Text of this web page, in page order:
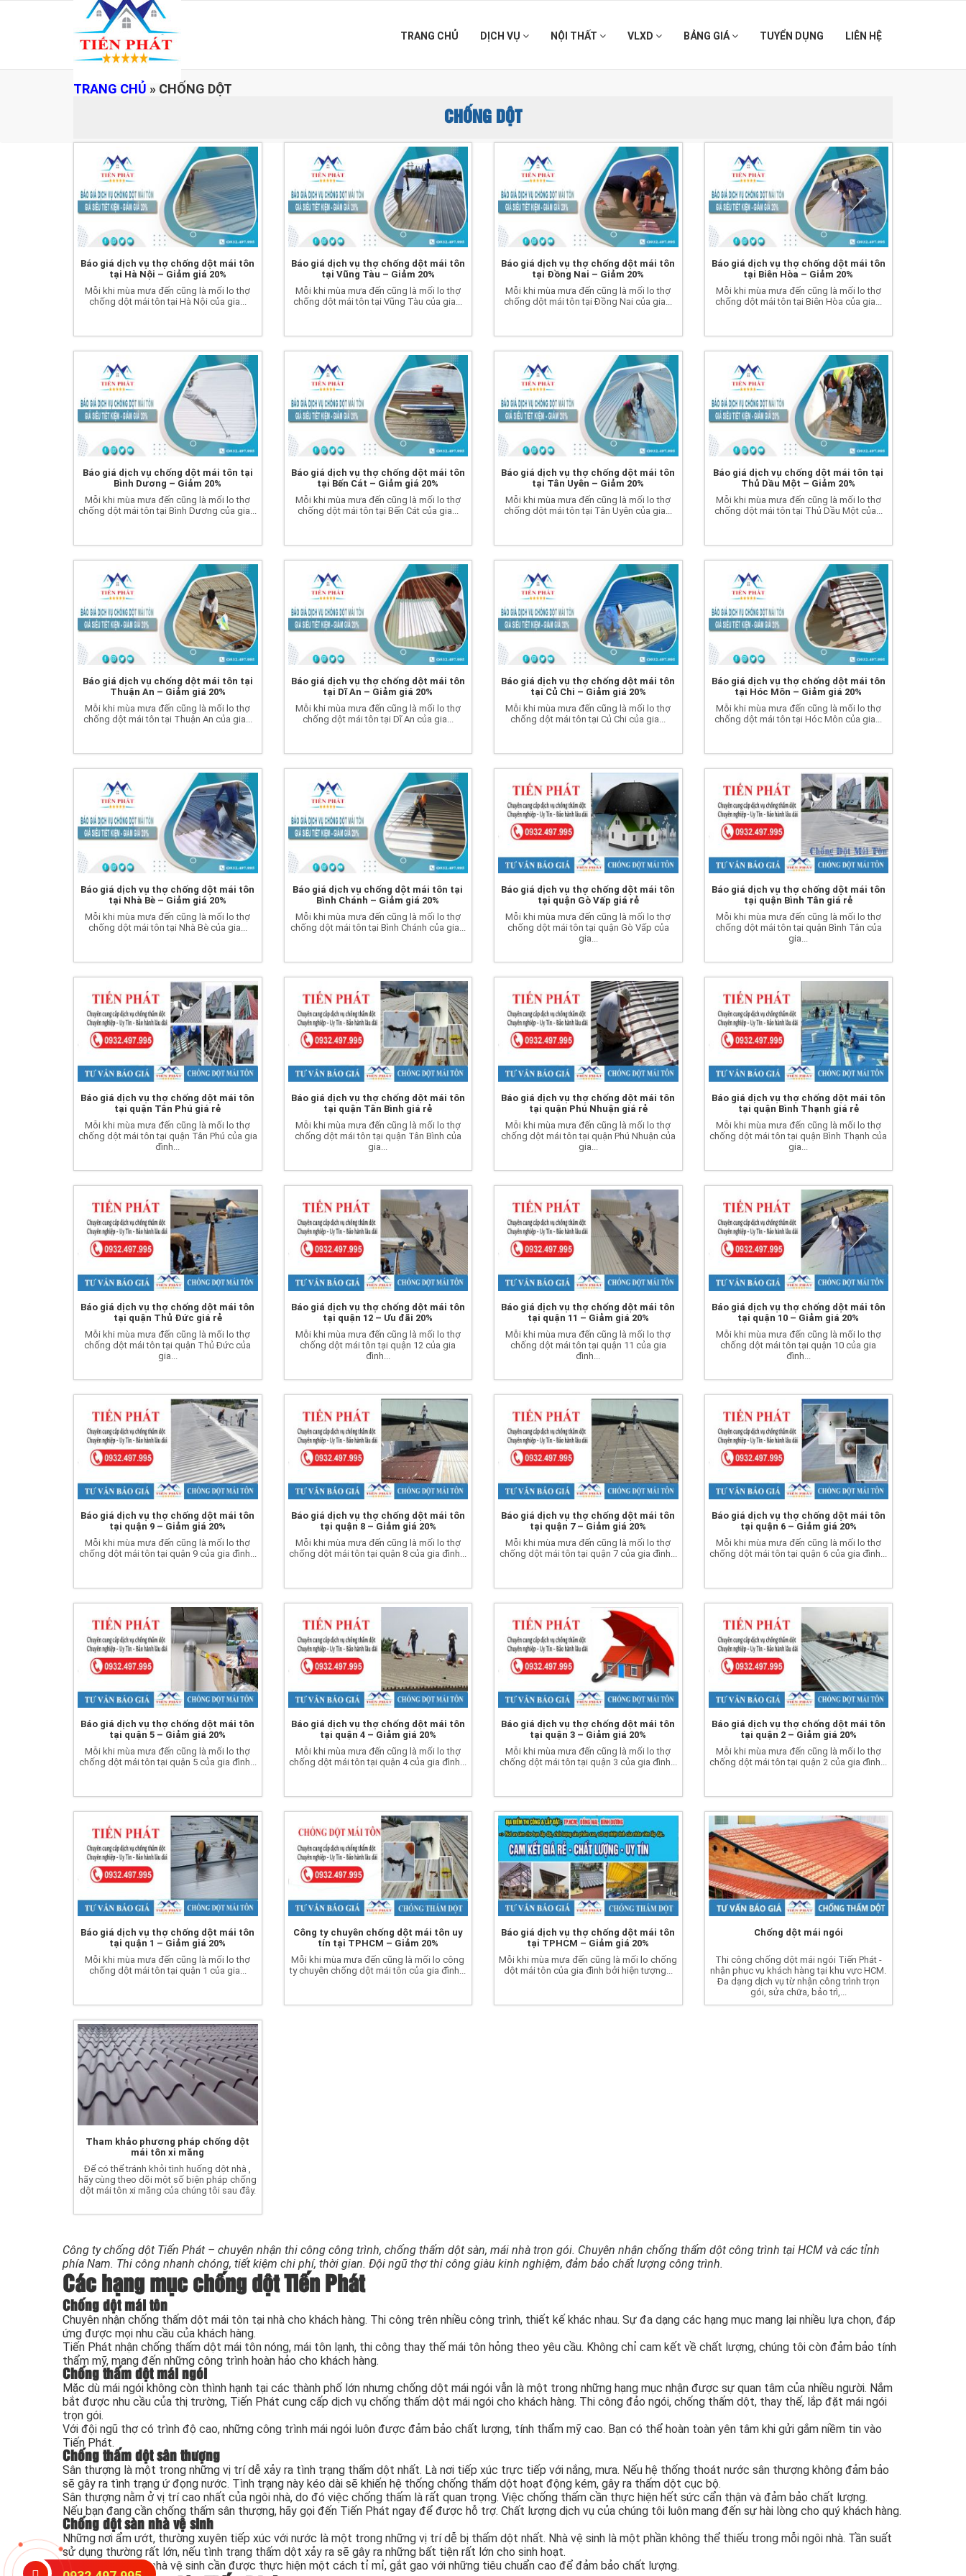
TRANG CHỦ DỊCH VỤ NỘI THẤT VLXD BẢNG GIÁ TUYỂN DỤNG LIÊN HỆ
TRANG CHỦ » CHỐNG DỘT
CHỐNG DỘT
Báo giá dịch vụ thợ chống dột mái tôn
tại Hà Nội – Giảm giá 20%
Mỗi khi mùa mưa đến cũng là mối lo thợ
chống dột mái tôn tại Hà Nội của gia...
Báo giá dịch vụ thợ chống dột mái tôn
tại Vũng Tàu – Giảm 20%
Mỗi khi mùa mưa đến cũng là mối lo thợ
chống dột mái tôn tại Vũng Tàu của gia...
Báo giá dịch vụ thợ chống dột mái tôn
tại Đồng Nai – Giảm 20%
Mỗi khi mùa mưa đến cũng là mối lo thợ
chống dột mái tôn tại Đồng Nai của gia...
Báo giá dịch vụ thợ chống dột mái tôn
tại Biên Hòa – Giảm 20%
Mỗi khi mùa mưa đến cũng là mối lo thợ
chống dột mái tôn tại Biên Hòa của gia...
Báo giá dịch vụ chống dột mái tôn tại
Bình Dương – Giảm 20%
Mỗi khi mùa mưa đến cũng là mối lo thợ
chống dột mái tôn tại Bình Dương của gia...
Báo giá dịch vụ thợ chống dột mái tôn
tại Bến Cát – Giảm giá 20%
Mỗi khi mùa mưa đến cũng là mối lo thợ
chống dột mái tôn tại Bến Cát của gia...
Báo giá dịch vụ thợ chống dột mái tôn
tại Tân Uyên – Giảm 20%
Mỗi khi mùa mưa đến cũng là mối lo thợ
chống dột mái tôn tại Tân Uyên của gia...
Báo giá dịch vụ chống dột mái tôn tại
Thủ Dầu Một – Giảm 20%
Mỗi khi mùa mưa đến cũng là mối lo thợ
chống dột mái tôn tại Thủ Dầu Một của...
Báo giá dịch vụ chống dột mái tôn tại
Thuận An – Giảm giá 20%
Mỗi khi mùa mưa đến cũng là mối lo thợ
chống dột mái tôn tại Thuận An của gia...
Báo giá dịch vụ thợ chống dột mái tôn
tại Dĩ An – Giảm giá 20%
Mỗi khi mùa mưa đến cũng là mối lo thợ
chống dột mái tôn tại Dĩ An của gia...
Báo giá dịch vụ thợ chống dột mái tôn
tại Củ Chi – Giảm giá 20%
Mỗi khi mùa mưa đến cũng là mối lo thợ
chống dột mái tôn tại Củ Chi của gia...
Báo giá dịch vụ thợ chống dột mái tôn
tại Hóc Môn – Giảm giá 20%
Mỗi khi mùa mưa đến cũng là mối lo thợ
chống dột mái tôn tại Hóc Môn của gia...
Báo giá dịch vụ thợ chống dột mái tôn
tại Nhà Bè – Giảm giá 20%
Mỗi khi mùa mưa đến cũng là mối lo thợ
chống dột mái tôn tại Nhà Bè của gia...
Báo giá dịch vụ chống dột mái tôn tại
Bình Chánh – Giảm giá 20%
Mỗi khi mùa mưa đến cũng là mối lo thợ
chống dột mái tôn tại Bình Chánh của gia...
Báo giá dịch vụ thợ chống dột mái tôn
tại quận Gò Vấp giá rẻ
Mỗi khi mùa mưa đến cũng là mối lo thợ
chống dột mái tôn tại quận Gò Vấp của
gia...
Báo giá dịch vụ thợ chống dột mái tôn
tại quận Bình Tân giá rẻ
Mỗi khi mùa mưa đến cũng là mối lo thợ
chống dột mái tôn tại quận Bình Tân của
gia...
Báo giá dịch vụ thợ chống dột mái tôn
tại quận Tân Phú giá rẻ
Mỗi khi mùa mưa đến cũng là mối lo thợ
chống dột mái tôn tại quận Tân Phú của gia
đình...
Báo giá dịch vụ thợ chống dột mái tôn
tại quận Tân Bình giá rẻ
Mỗi khi mùa mưa đến cũng là mối lo thợ
chống dột mái tôn tại quận Tân Bình của
gia...
Báo giá dịch vụ thợ chống dột mái tôn
tại quận Phú Nhuận giá rẻ
Mỗi khi mùa mưa đến cũng là mối lo thợ
chống dột mái tôn tại quận Phú Nhuận của
gia...
Báo giá dịch vụ thợ chống dột mái tôn
tại quận Bình Thạnh giá rẻ
Mỗi khi mùa mưa đến cũng là mối lo thợ
chống dột mái tôn tại quận Bình Thạnh của
gia...
Báo giá dịch vụ thợ chống dột mái tôn
tại quận Thủ Đức giá rẻ
Mỗi khi mùa mưa đến cũng là mối lo thợ
chống dột mái tôn tại quận Thủ Đức của
gia...
Báo giá dịch vụ thợ chống dột mái tôn
tại quận 12 – Ưu đãi 20%
Mỗi khi mùa mưa đến cũng là mối lo thợ
chống dột mái tôn tại quận 12 của gia
đình...
Báo giá dịch vụ thợ chống dột mái tôn
tại quận 11 – Giảm giá 20%
Mỗi khi mùa mưa đến cũng là mối lo thợ
chống dột mái tôn tại quận 11 của gia
đình...
Báo giá dịch vụ thợ chống dột mái tôn
tại quận 10 – Giảm giá 20%
Mỗi khi mùa mưa đến cũng là mối lo thợ
chống dột mái tôn tại quận 10 của gia
đình...
Báo giá dịch vụ thợ chống dột mái tôn
tại quận 9 – Giảm giá 20%
Mỗi khi mùa mưa đến cũng là mối lo thợ
chống dột mái tôn tại quận 9 của gia đình...
Báo giá dịch vụ thợ chống dột mái tôn
tại quận 8 – Giảm giá 20%
Mỗi khi mùa mưa đến cũng là mối lo thợ
chống dột mái tôn tại quận 8 của gia đình...
Báo giá dịch vụ thợ chống dột mái tôn
tại quận 7 – Giảm giá 20%
Mỗi khi mùa mưa đến cũng là mối lo thợ
chống dột mái tôn tại quận 7 của gia đình...
Báo giá dịch vụ thợ chống dột mái tôn
tại quận 6 – Giảm giá 20%
Mỗi khi mùa mưa đến cũng là mối lo thợ
chống dột mái tôn tại quận 6 của gia đình...
Báo giá dịch vụ thợ chống dột mái tôn
tại quận 5 – Giảm giá 20%
Mỗi khi mùa mưa đến cũng là mối lo thợ
chống dột mái tôn tại quận 5 của gia đình...
Báo giá dịch vụ thợ chống dột mái tôn
tại quận 4 – Giảm giá 20%
Mỗi khi mùa mưa đến cũng là mối lo thợ
chống dột mái tôn tại quận 4 của gia đình...
Báo giá dịch vụ thợ chống dột mái tôn
tại quận 3 – Giảm giá 20%
Mỗi khi mùa mưa đến cũng là mối lo thợ
chống dột mái tôn tại quận 3 của gia đình...
Báo giá dịch vụ thợ chống dột mái tôn
tại quận 2 – Giảm giá 20%
Mỗi khi mùa mưa đến cũng là mối lo thợ
chống dột mái tôn tại quận 2 của gia đình...
Báo giá dịch vụ thợ chống dột mái tôn
tại quận 1 – Giảm giá 20%
Mỗi khi mùa mưa đến cũng là mối lo thợ
chống dột mái tôn tại quận 1 của gia...
Công ty chuyên chống dột mái tôn uy
tín tại TPHCM – Giảm 20%
Mỗi khi mùa mưa đến cũng là mối lo công
ty chuyên chống dột mái tôn của gia đình...
Báo giá dịch vụ thợ chống dột mái tôn
tại TPHCM – Giảm giá 20%
Mỗi khi mùa mưa đến cũng là mối lo chống
dột mái tôn của gia đình bởi hiện tượng...
Chống dột mái ngói
Thi công chống dột mái ngói Tiến Phát -
nhận phục vụ khách hàng tại khu vực HCM.
Đa dạng dịch vụ từ nhận công trình trọn
gói, sửa chữa, bảo trì,...
Tham khảo phương pháp chống dột
mái tôn xi măng
Để có thể tránh khỏi tình huống dột nhà ,
hãy cùng theo dõi một số biện pháp chống
dột mái tôn xi măng của chúng tôi sau đây.
Công ty chống dột Tiến Phát – chuyên nhận thi công công trình, chống thấm dột sàn, mái nhà trọn gói. Chuyên nhận chống thấm dột công trình tại HCM và các tỉnh
phía Nam. Thi công nhanh chóng, tiết kiệm chi phí, thời gian. Đội ngũ thợ thi công giàu kinh nghiệm, đảm bảo chất lượng công trình.
Các hạng mục chống dột Tiến Phát
Chống dột mái tôn
Chuyên nhận chống thấm dột mái tôn tại nhà cho khách hàng. Thi công trên nhiều công trình, thiết kế khác nhau. Sự đa dạng các hạng mục mang lại nhiều lựa chọn, đáp
ứng được mọi nhu cầu của khách hàng.
Tiến Phát nhận chống thấm dột mái tôn nóng, mái tôn lạnh, thi công thay thế mái tôn hỏng theo yêu cầu. Không chỉ cam kết về chất lượng, chúng tôi còn đảm bảo tính
thẩm mỹ, mang đến những công trình hoàn hảo cho khách hàng.
Chống thấm dột mái ngói
Mặc dù mái ngói không còn thình hạnh tại các thành phố lớn nhưng chống dột mái ngói vẫn là một trong những hạng mục nhận được sự quan tâm của nhiều người. Nắm
bắt được nhu cầu của thị trường, Tiến Phát cung cấp dịch vụ chống thấm dột mái ngói cho khách hàng. Thi công đảo ngói, chống thấm dột, thay thế, lắp đặt mái ngói
trọn gói.
Với đội ngũ thợ có trình độ cao, những công trình mái ngói luôn được đảm bảo chất lượng, tính thẩm mỹ cao. Bạn có thể hoàn toàn yên tâm khi gửi gắm niềm tin vào
Tiến Phát.
Chống thấm dột sân thượng
Sân thượng là một trong những vị trí dễ xảy ra tình trạng thấm dột nhất. Là nơi tiếp xúc trực tiếp với nắng, mưa. Nếu hệ thống thoát nước sân thượng không đảm bảo
sẽ gây ra tình trạng ứ đọng nước. Tình trạng này kéo dài sẽ khiến hệ thống chống thấm dột hoạt động kém, gây ra thấm dột cục bộ.
Sân thượng nằm ở vị trí cao nhất của ngôi nhà, do đó việc chống thấm là rất quan trọng. Việc chống thấm cần thực hiện hết sức cẩn thận và đảm bảo chất lượng.
Nếu bạn đang cần chống thấm sân thượng, hãy gọi đến Tiến Phát ngay để được hỗ trợ. Chất lượng dịch vụ của chúng tôi luôn mang đến sự hài lòng cho quý khách hàng.
Chống dột sàn nhà vệ sinh
Những nơi ẩm ướt, thường xuyên tiếp xúc với nước là một trong những vị trí dễ bị thấm dột nhất. Nhà vệ sinh là một phần không thể thiếu trong mỗi ngôi nhà. Tần suất
sử dụng thường rất lớn, nếu tình trạng thấm dột xảy ra sẽ gây ra những bất tiện rất lớn cho sinh hoạt.
Việc chống thấm nhà vệ sinh cần được thực hiện một cách tỉ mỉ, gắt gao với những tiêu chuẩn cao để đảm bảo chất lượng.